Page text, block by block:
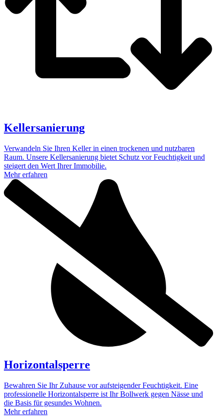
Kellersanierung
Verwandeln Sie Ihren Keller in einen trockenen und nutzbaren
Raum. Unsere Kellersanierung bietet Schutz vor Feuchtigkeit und
steigert den Wert Ihrer Immobilie.
Mehr erfahren
Horizontalsperre
Bewahren Sie Ihr Zuhause vor aufsteigender Feuchtigkeit. Eine
professionelle Horizontalsperre ist Ihr Bollwerk gegen Nässe und
die Basis für gesundes Wohnen.
Mehr erfahren